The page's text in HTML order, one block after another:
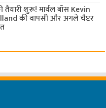
शुरू! मार्वल बॉस Kevin
की वापसी और अगले चैप्टर